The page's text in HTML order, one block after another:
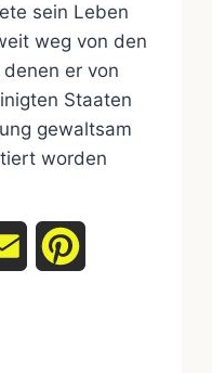
sein Leben
weg von den
er von
Staaten
gewaltsam
worden
Email